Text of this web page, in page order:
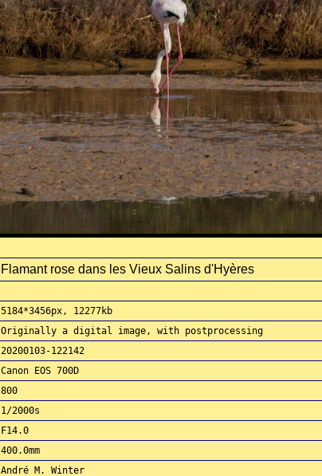
Flamant rose dans les Vieux Salins d'Hyères
5184*3456px, 12277kb
Originally a digital image, with postprocessing
20200103-122142
Canon EOS 700D
800
1/2000s
F14.0
400.0mm
André M. Winter